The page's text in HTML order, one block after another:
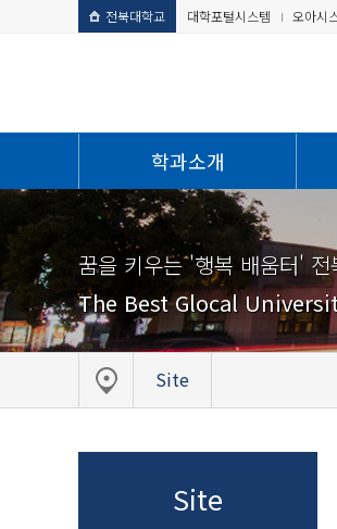
전북대학교 대학포털시스템 오아시
학과소개
꿈을 키우는 '행복 배움터' 전
The Best Glocal
Site
Site